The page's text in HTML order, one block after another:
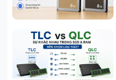
- Máy quét tài liệu
2 mặt tự động; Khay